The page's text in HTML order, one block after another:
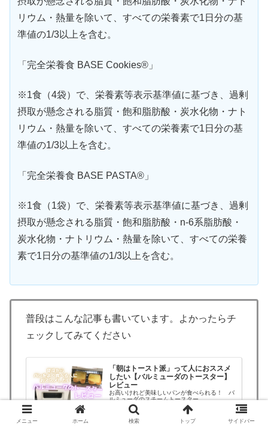
リウム・熱量を除いて、すべての栄養素で1日分の基
準値の1/3以上を含む。
「完全栄養食 BASE Cookies®︎」
※1食（4袋）で、栄養素等表示基準値に基づき、過剰
摂取が懸念される脂質・飽和脂肪酸・炭水化物・ナト
リウム・熱量を除いて、すべての栄養素で1日分の基
準値の1/3以上を含む。
「完全栄養食 BASE PASTA®︎」
※1食（1袋）で、栄養素等表示基準値に基づき、過剰
摂取が懸念される脂質・飽和脂肪酸・n-6系脂肪酸・
炭水化物・ナトリウム・熱量を除いて、すべての栄養
素で1日分の基準値の1/3以上を含む。
普段はこんな記事も書いています。よかったらチ
ェックしてみてください
「朝はトースト派」って人におススメ
したい【バルミューダのトースター】
レビュー
お高いけれど美味しいパンが食べられる！ バ
ルミューダのスチームトースター
senrosanblog.com 2021.04.27
メニュー ホーム 検索 トップ サイドバー